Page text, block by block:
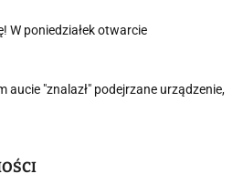
W poniedziałek otwarcie
aucie "znalazł" podejrzane urządzenie,